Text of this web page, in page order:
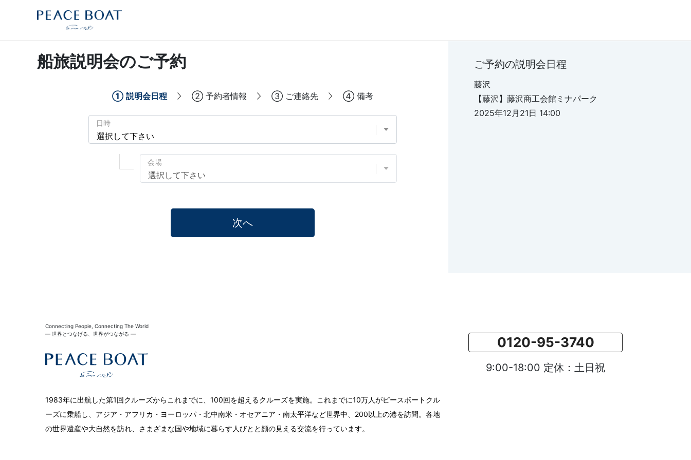
船旅説明会のご予約 ご予約の説明会日程
藤沢
【藤沢】藤沢商工会館ミナパーク
2025年12月21日 14:00
① 説明会日程 ② 予約者情報 ③ ご連絡先 ④ 備考
日時
会場
次へ
0120-95-3740
9:00-18:00 定休：土日祝
Connecting People, Connecting The World
― 世界とつなげる、世界がつながる ―
1983年に出航した第1回クルーズからこれまでに、100回を超えるクルーズを実施。これまでに10万人がピースボートクル
ーズに乗船し、アジア・アフリカ・ヨーロッパ・北中南米・オセアニア・南太平洋など世界中、200以上の港を訪問。各地
の世界遺産や大自然を訪れ、さまざまな国や地域に暮らす人びとと顔の見える交流を行っています。